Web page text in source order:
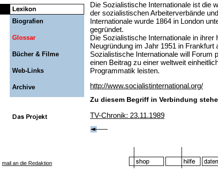
Biografien
Glossar
Bücher & Filme
Web-Links
Archive
Die Sozialistische Internationale ist die
der sozialistischen Arbeiterverbände
Internationale wurde 1864 in London
gegründet.
Die Sozialistische Internationale in ihrer
Neugründung im Jahr 1951 in Frankfurt
Sozialistische Internationale will Forum
einen Beitrag zu einer weltweit
Programmatik leisten.
http://www.socialistinternational.org/
Zu diesem Begriff in Verbindung
TV-Chronik: 23.11.1989
mail an die Redaktion